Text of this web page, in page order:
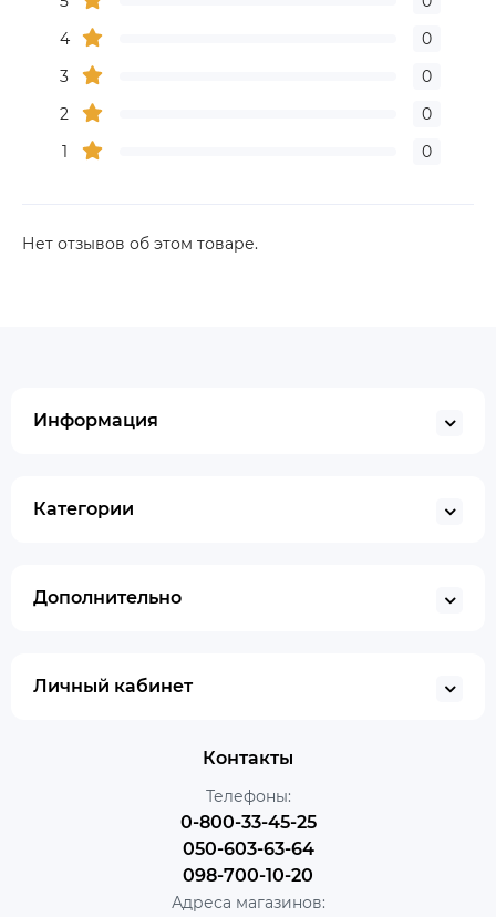
4
0
3
0
2
0
1
0
Нет отзывов об этом товаре.
Информация
Категории
Дополнительно
Личный кабинет
Контакты
Телефоны:
0-800-33-45-25
050-603-63-64
098-700-10-20
Адреса магазинов: